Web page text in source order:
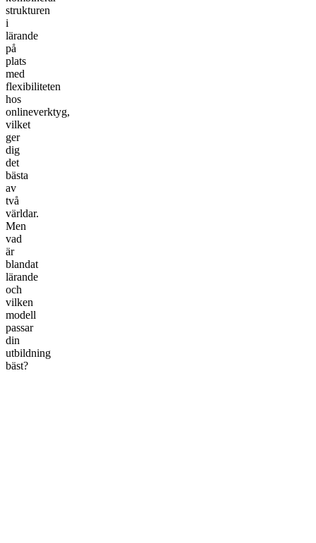
strukturen
i
lärande
på
plats
med
flexibiliteten
hos
onlineverktyg,
vilket
ger
dig
det
bästa
av
två
världar.
Men
vad
är
blandat
lärande
och
vilken
modell
passar
din
utbildning
bäst?